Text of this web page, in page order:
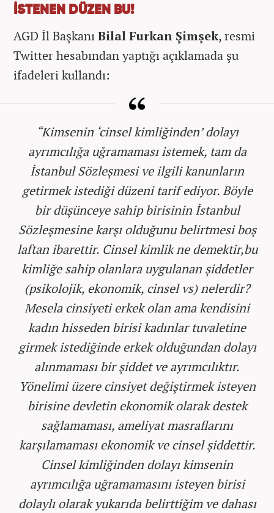
İSTENEN DÜZEN BU!
AGD İl BaşkanıBilal Furkan Şimşek, resmi
Twitter hesabından yaptığı açıklamada şu
ifadeleri kullandı:
“Kimsenin ‘cinsel kimliğinden’ dolayı
ayrımcılığa uğramaması istemek, tam da
İstanbul Sözleşmesi ve ilgili kanunların
getirmek istediği düzeni tarif ediyor. Böyle
bir düşünceye sahip birisinin İstanbul
Sözleşmesine karşı olduğunu belirtmesi boş
laftan ibarettir. Cinsel kimlik ne demektir,bu
kimliğe sahip olanlara uygulanan şiddetler
(psikolojik, ekonomik, cinsel vs) nelerdir?
Mesela cinsiyeti erkek olan ama kendisini
kadın hisseden birisi kadınlar tuvaletine
girmek istediğinde erkek olduğundan dolayı
alınmaması bir şiddet ve ayrımcılıktır.
Yönelimi üzere cinsiyet değiştirmek isteyen
birisine devletin ekonomik olarak destek
sağlamaması, ameliyat masraflarını
karşılamaması ekonomik ve cinsel şiddettir.
Cinsel kimliğinden dolayı kimsenin
ayrımcılığa uğramamasını isteyen birisi
dolaylı olarak yukarıda belirttiğim ve dahası